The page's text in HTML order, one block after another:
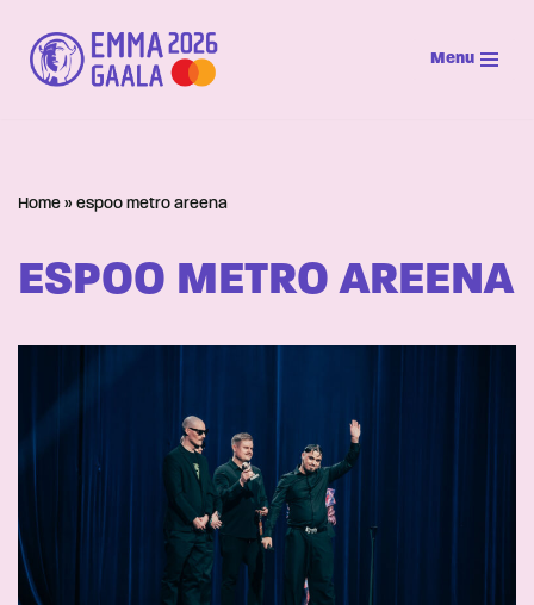
Siirry
suoraan
Menu
Home » espoo metro areena
ESPOO METRO AREENA